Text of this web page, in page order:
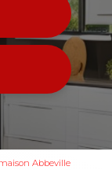
Abbeville